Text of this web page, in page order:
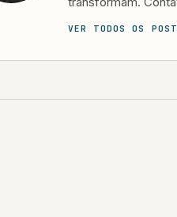
VER TODOS OS